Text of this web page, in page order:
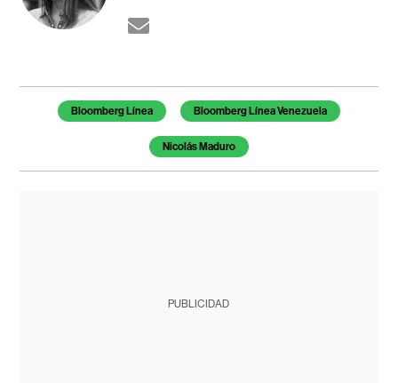
Temas de este artículo
Bloomberg Línea Bloomberg Línea Venezuela
Nicolás Maduro
PUBLICIDAD